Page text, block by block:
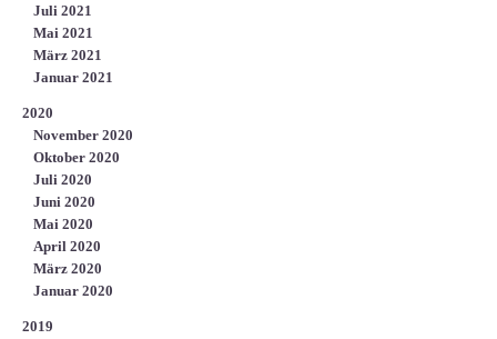
Juli 2021
Mai 2021
März 2021
Januar 2021
2020
November 2020
Oktober 2020
Juli 2020
Juni 2020
Mai 2020
April 2020
März 2020
Januar 2020
2019